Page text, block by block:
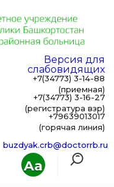
Aa
Версия для
слабовидящих
+7(34773) 3-14-88
(приемная)
+7(34773) 3-16-27
(регистратура взр)
+79639013017
(горячая линия)
buzdyak.crb@doctorrb.ru